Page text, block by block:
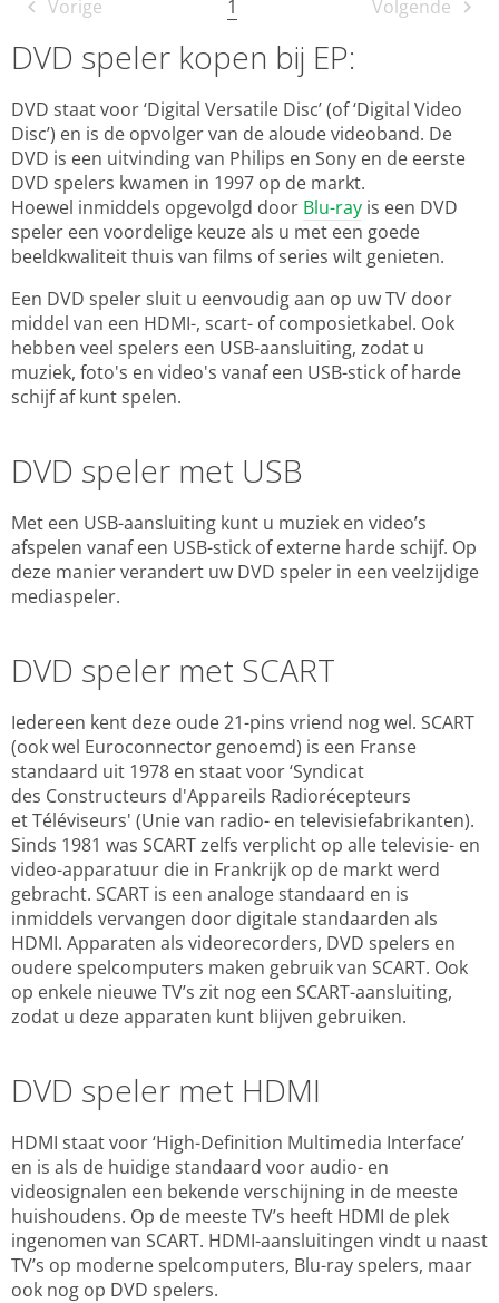
Vorige 1 Volgende
DVD speler kopen bij EP:
DVD staat voor ‘Digital Versatile Disc’ (of ‘Digital Video
Disc’) en is de opvolger van de aloude videoband. De
DVD is een uitvinding van Philips en Sony en de eerste
DVD spelers kwamen in 1997 op de markt.
Hoewel inmiddels opgevolgd door Blu-ray is een DVD
speler een voordelige keuze als u met een goede
beeldkwaliteit thuis van films of series wilt genieten.
Een DVD speler sluit u eenvoudig aan op uw TV door
middel van een HDMI-, scart- of composietkabel. Ook
hebben veel spelers een USB-aansluiting, zodat u
muziek, foto's en video's vanaf een USB-stick of harde
schijf af kunt spelen.
DVD speler met USB
Met een USB-aansluiting kunt u muziek en video’s
afspelen vanaf een USB-stick of externe harde schijf. Op
deze manier verandert uw DVD speler in een veelzijdige
mediaspeler.
DVD speler met SCART
Iedereen kent deze oude 21-pins vriend nog wel. SCART
(ook wel Euroconnector genoemd) is een Franse
standaard uit 1978 en staat voor ‘Syndicat
des Constructeurs d'Appareils Radiorécepteurs
et Téléviseurs' (Unie van radio- en televisiefabrikanten).
Sinds 1981 was SCART zelfs verplicht op alle televisie- en
video-apparatuur die in Frankrijk op de markt werd
gebracht. SCART is een analoge standaard en is
inmiddels vervangen door digitale standaarden als
HDMI. Apparaten als videorecorders, DVD spelers en
oudere spelcomputers maken gebruik van SCART. Ook
op enkele nieuwe TV’s zit nog een SCART-aansluiting,
zodat u deze apparaten kunt blijven gebruiken.
DVD speler met HDMI
HDMI staat voor ‘High-Definition Multimedia Interface’
en is als de huidige standaard voor audio- en
videosignalen een bekende verschijning in de meeste
huishoudens. Op de meeste TV’s heeft HDMI de plek
ingenomen van SCART. HDMI-aansluitingen vindt u naast
TV’s op moderne spelcomputers, Blu-ray spelers, maar
ook nog op DVD spelers.